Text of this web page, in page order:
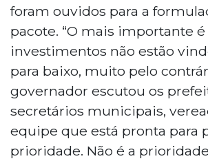
foram ouvidos para a
pacote. “O mais importante
investimentos não estão
para baixo, muito pelo
governador escutou os
secretários municipais,
equipe que está pronta para
prioridade. Não é a